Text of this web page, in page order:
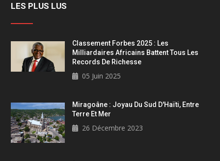
LES PLUS LUS
Classement Forbes 2025 : Les
Milliardaires Africains Battent Tous Les
Records De Richesse
05 Juin 2025
Miragoâne : Joyau Du Sud D'Haïti, Entre
Terre Et Mer
26 Décembre 2023